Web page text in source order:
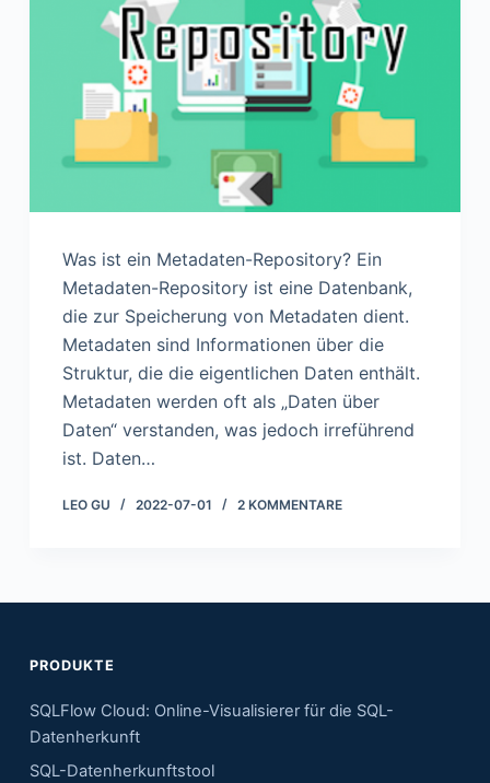
Was ist ein Metadaten-Repository? Ein
Metadaten-Repository ist eine Datenbank,
die zur Speicherung von Metadaten dient.
Metadaten sind Informationen über die
Struktur, die die eigentlichen Daten enthält.
Metadaten werden oft als „Daten über
Daten“ verstanden, was jedoch irreführend
ist. Daten…
LEO GU 2022-07-01 2 KOMMENTARE
PRODUKTE
SQLFlow Cloud: Online-Visualisierer für die SQL-
Datenherkunft
SQL-Datenherkunftstool